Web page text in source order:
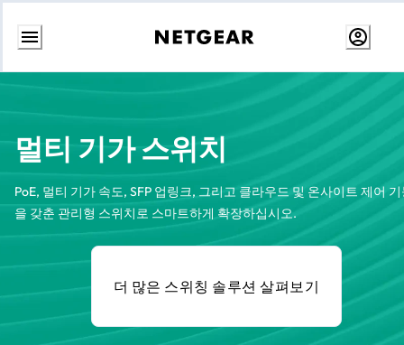
콘
멀티 기가 스위치
PoE, 멀티 기가 속도, SFP 업링크, 그리고 클라우드 및 온사이트 제어
을 갖춘 관리형 스위치로 스마트하게 확장하십시오.
더 많은 스위칭 솔루션 살펴보기